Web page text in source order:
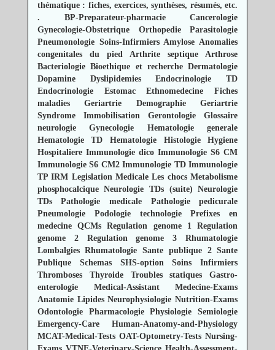
thématique : fiches, exercices, synthèses, résumés, etc.
.
BP-Preparateur-pharmacie
Cancerologie
Gynecologie-Obstetrique
Orthopedie
Parasitologie
Pneumonologie Soins-Infirmiers Amylose Anomalies
congenitales du pied
Arthrite septique
Arthrose
Bacteriologie Bioethique et recherche Dermatologie
Dopamine
DyslipidemiesEndocrinologie TD
Endocrinologie
Estomac Ethnomedecine
Fiches
maladies
Geriartrie Demographie
Geriartrie
Syndrome Immobilisation
Gerontologie
Glossaire
neurologie
Gynecologie
Hematologie generale
Hematologie TD
Hematologie Histologie
Hygiene
Hospitaliere Immunologie dico Immunologie S6 CM
Immunologie S6 CM2 Immunologie TD Immunologie
TP IRM Legislation Medicale Les chocs Metabolisme
phosphocalcique Neurologie TDs (suite)
Neurologie
TDs
Pathologie medicale
Pathologie pedicurale
Pneumologie
Podologie technologie
Prefixes en
medecine
QCMs Regulation genome 1
Regulation
genome 2
Regulation genome 3
Rhumatologie
Lombalgies Rhumatologie Sante publique 2 Sante
Publique
Schemas SHS-option
Soins Infirmiers
Thromboses
Thyroide Troubles statiques
Gastro-
enterologie
Medical-Assistant
Medecine-Exams
Anatomie Lipides Neurophysiologie Nutrition-Exams
Odontologie
Pharmacologie Physiologie
Semiologie
Emergency-Care
Human-Anatomy-and-Physiology
MCAT-Medical-Tests OAT-Optometry-Tests Nursing-